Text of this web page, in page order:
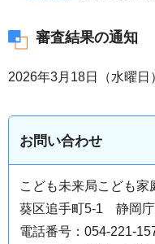
審査結果の通知
2026年3月18日（水曜日
お問い合わせ
こども未来局こども家
葵区追手町5-1 静岡
電話番号：054-221-